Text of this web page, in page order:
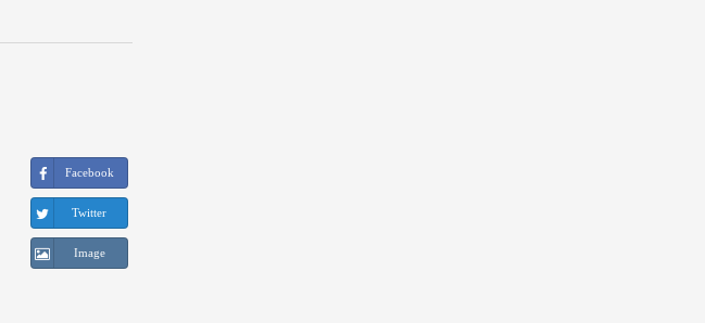
Facebook
Twitter
Image